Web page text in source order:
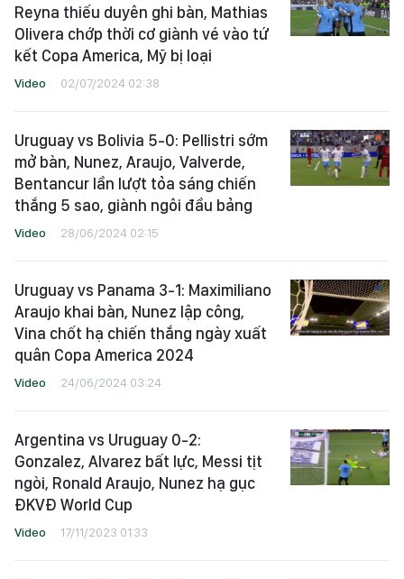
Reyna thiếu duyên ghi bàn, Mathias
Olivera chớp thời cơ giành vé vào tứ
kết Copa America, Mỹ bị loại
Video 02/07/2024 02:38
Uruguay vs Bolivia 5-0: Pellistri sớm
mở bàn, Nunez, Araujo, Valverde,
Bentancur lần lượt tỏa sáng chiến
thắng 5 sao, giành ngôi đầu bảng
Video 28/06/2024 02:15
Uruguay vs Panama 3-1: Maximiliano
Araujo khai bàn, Nunez lập công,
Vina chốt hạ chiến thắng ngày xuất
quân Copa America 2024
Video 24/06/2024 03:24
Argentina vs Uruguay 0-2:
Gonzalez, Alvarez bất lực, Messi tịt
ngòi, Ronald Araujo, Nunez hạ gục
ĐKVĐ World Cup
Video 17/11/2023 01:33